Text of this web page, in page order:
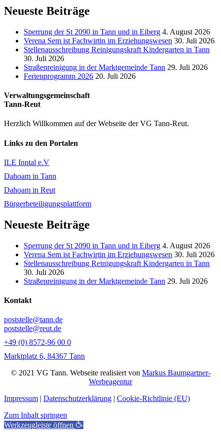
Neueste Beiträge
Sperrung der St 2090 in Tann und in Eiberg 4. August 2026
Verena Sem ist Fachwirtin im Erziehungswesen 30. Juli 2026
Stellenausschreibung Reinigungskraft Kindergarten in Tann
30. Juli 2026
Straßenreinigung in der Marktgemeinde Tann 29. Juli 2026
Ferienprogramm 2026 20. Juli 2026
Verwaltungsgemeinschaft
Tann-Reut
Herzlich Willkommen auf der Webseite der VG Tann-Reut.
Links zu den Portalen
ILE Inntal e.V
Dahoam in Tann
Dahoam in Reut
Bürgerbeteiligungsplattform
Neueste Beiträge
Sperrung der St 2090 in Tann und in Eiberg 4. August 2026
Verena Sem ist Fachwirtin im Erziehungswesen 30. Juli 2026
Stellenausschreibung Reinigungskraft Kindergarten in Tann
30. Juli 2026
Straßenreinigung in der Marktgemeinde Tann 29. Juli 2026
Kontakt
poststelle@tann.de
poststelle@reut.de
+49 (0) 8572-96 00 0
Marktplatz 6, 84367 Tann
© 2021 VG Tann. Webseite realisiert von Markus Baumgartner-
Werbeagentur
Impressum | Datenschutzerklärung | Cookie-Richtlinie (EU)
Zum Inhalt springen
Werkzeugleiste öffnen